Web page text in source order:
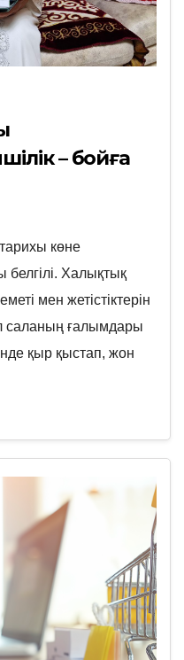
– бойға
көне
белгілі. Халықтық
мен жетістіктерін
саланың ғалымдары
қыр қыстап, жон